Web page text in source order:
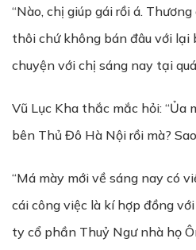
“Nào, chị giúp gái rồi á.
thôi chứ không bán đâu với lại
chuyện với chị sáng nay tại
Vũ Lục Kha thắc mắc hỏi: “Ủa
bên Thủ Đô Hà Nội rồi mà?
“Má mày mới về sáng nay có
cái công việc là kí hợp đồng
ty cổ phần Thuỷ Ngư nhà họ